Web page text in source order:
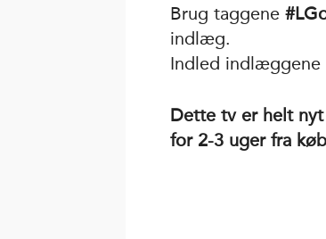
Brug taggene
indlæg.
Indled indlæggene
Dette tv er helt
for 2-3 uger fra